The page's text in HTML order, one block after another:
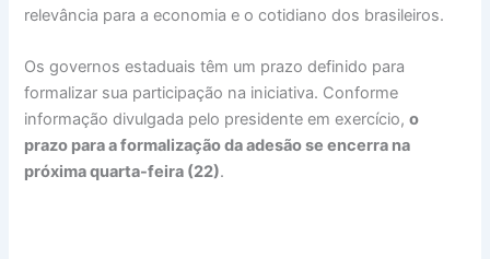
relevância para a economia e o cotidiano dos brasileiros.
Os governos estaduais têm um prazo definido para
formalizar sua participação na iniciativa. Conforme
informação divulgada pelo presidente em exercício,o
prazo para a formalização da adesão se encerra na
próxima quarta-feira (22).